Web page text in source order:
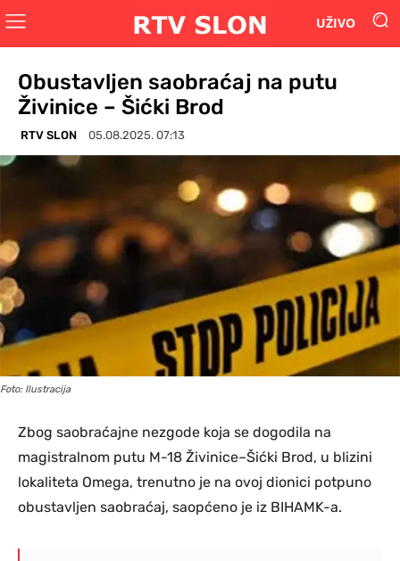
UŽIVO
Obustavljen saobraćaj na putu
Živinice – Šićki Brod
RTV SLON 05.08.2025. 07:13
Foto: Ilustracija
Zbog saobraćajne nezgode koja se dogodila na
magistralnom putu M-18 Živinice–Šićki Brod, u blizini
lokaliteta Omega, trenutno je na ovoj dionici potpuno
obustavljen saobraćaj, saopćeno je iz BIHAMK-a.